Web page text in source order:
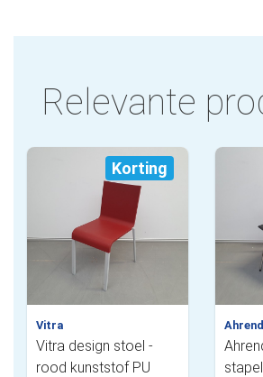
Relevante
Korting
Vitra
Vitra design stoel -
rood kunststof PU
Ahrend